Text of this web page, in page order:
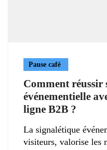
Pause café
Comment réussir
événementielle
ligne B2B ?
La signalétique
visiteurs, valorise les